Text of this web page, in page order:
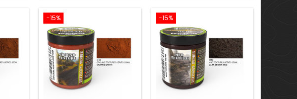
-15% -15%